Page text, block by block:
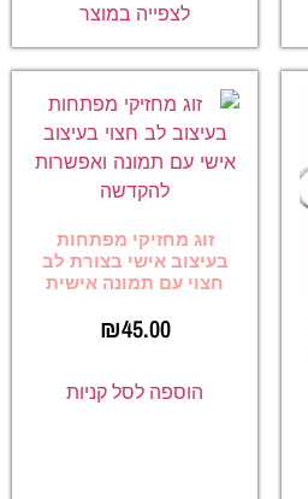
לצפייה במוצר
זוג מחזיקי מפתחות
בעיצוב אישי בצורת לב
חצוי עם תמונה אישית
₪45.00
הוספה לסל קניות